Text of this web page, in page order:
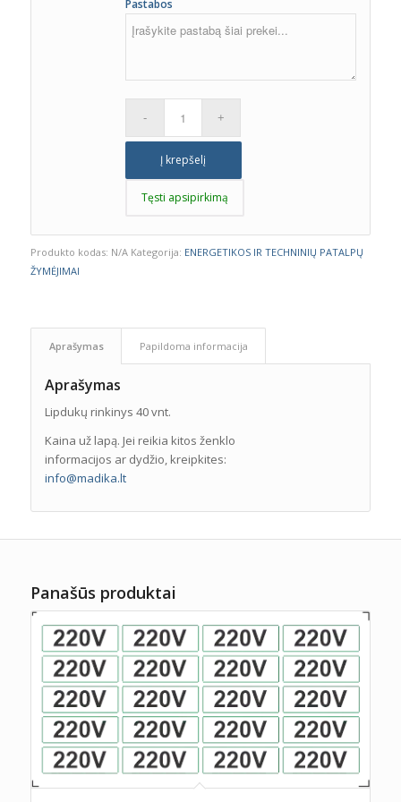
Pastabos
Į krepšelį
Tęsti apsipirkimą
Produkto kodas: N/A Kategorija: ENERGETIKOS IR TECHNINIŲ PATALPŲ
ŽYMĖJIMAI
Aprašymas Papildoma informacija
Aprašymas
Lipdukų rinkinys 40 vnt.
Kaina už lapą. Jei reikia kitos ženklo
informacijos ar dydžio, kreipkites:
info@madika.lt
Panašūs produktai